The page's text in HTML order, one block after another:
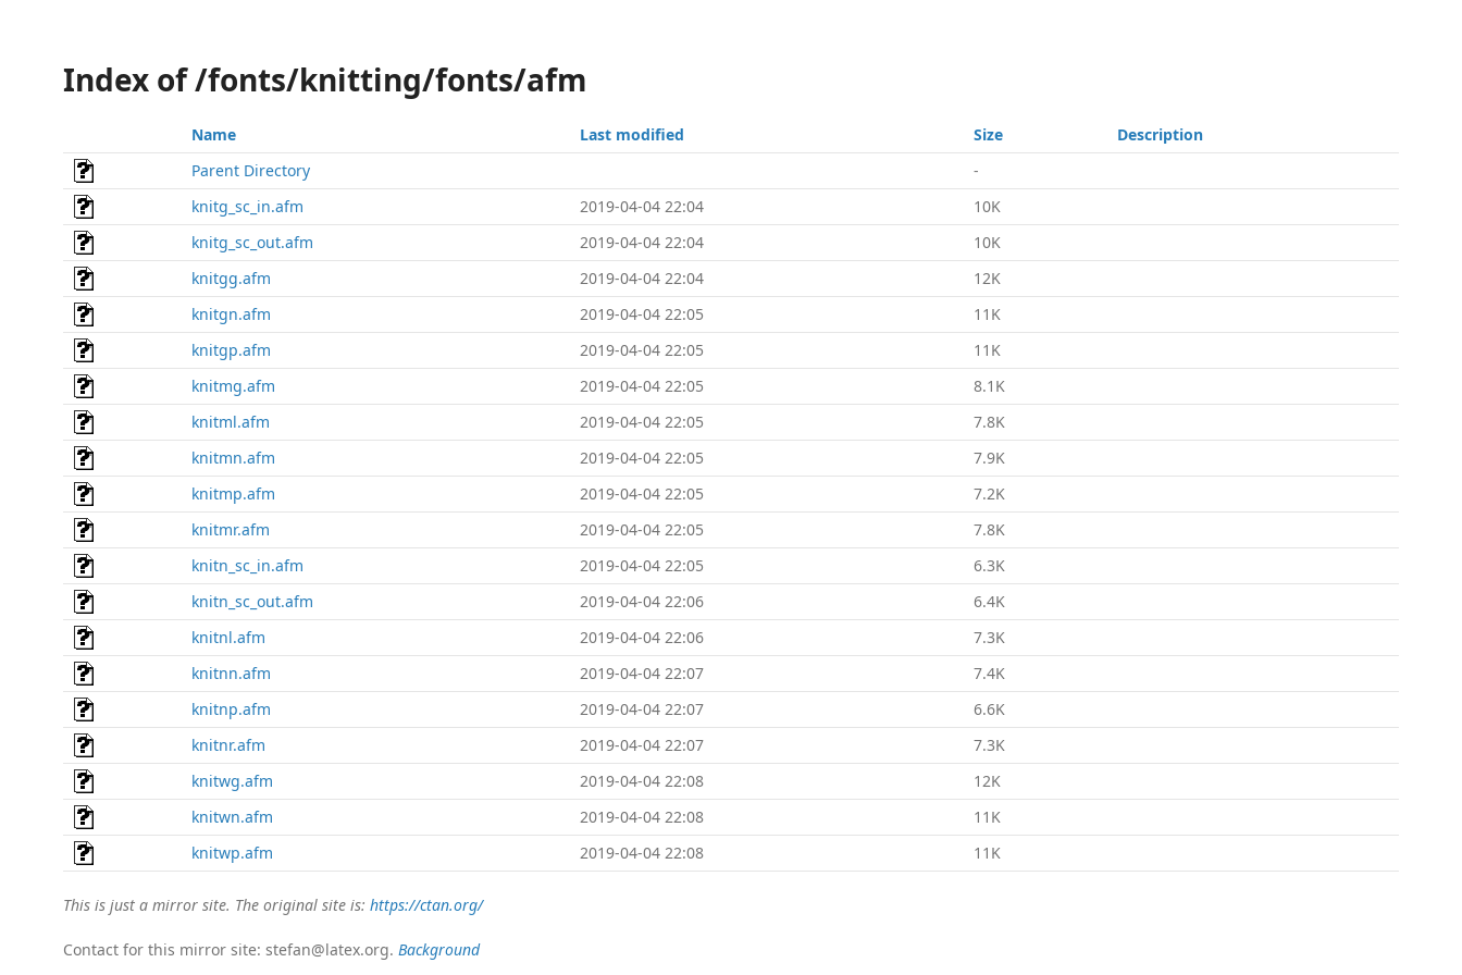
Index of /fonts/knitting/fonts/afm
Name Last modified Size
Description
Parent Directory
-
knitg_sc_in.afm
2019-04-04 22:04
10K
knitg_sc_out.afm
2019-04-04 22:04
10K
knitgg.afm
2019-04-04 22:04
12K
knitgn.afm
2019-04-04 22:05
11K
knitgp.afm
2019-04-04 22:05
11K
knitmg.afm
2019-04-04 22:05
8.1K
knitml.afm
2019-04-04 22:05
7.8K
knitmn.afm
2019-04-04 22:05
7.9K
knitmp.afm
2019-04-04 22:05
7.2K
knitmr.afm
2019-04-04 22:05
7.8K
knitn_sc_in.afm
2019-04-04 22:05
6.3K
knitn_sc_out.afm
2019-04-04 22:06
6.4K
knitnl.afm
2019-04-04 22:06
7.3K
knitnn.afm
2019-04-04 22:07
7.4K
knitnp.afm
2019-04-04 22:07
6.6K
knitnr.afm
2019-04-04 22:07
7.3K
knitwg.afm
2019-04-04 22:08
12K
knitwn.afm
2019-04-04 22:08
11K
knitwp.afm
2019-04-04 22:08 11K
This is just a mirror site. The original site is: https://ctan.org/
Contact for this mirror site: stefan@latex.org. Background